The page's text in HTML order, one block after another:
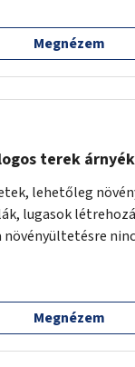
Megnézem
terek
lehetőleg
lugasok
növényültetésre
Megnézem